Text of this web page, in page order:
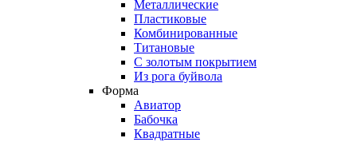
Металлические
Пластиковые
Комбинированные
Титановые
С золотым покрытием
Из рога буйвола
Форма
Авиатор
Бабочка
Квадратные